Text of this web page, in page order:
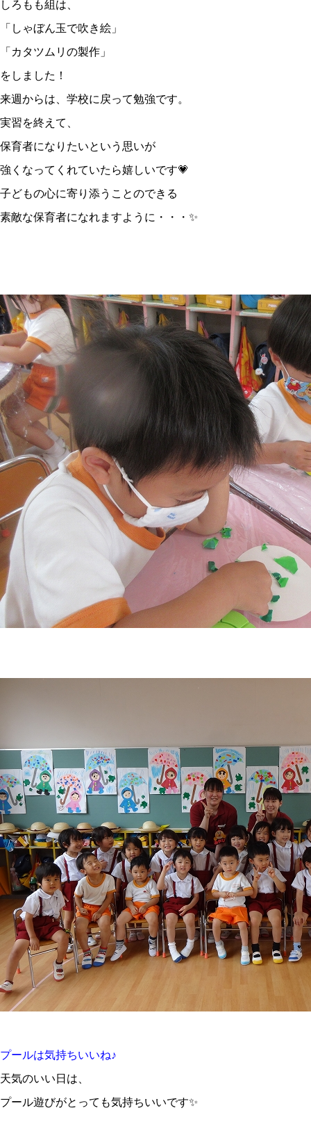
しろもも組は、
「しゃぼん玉で吹き絵」
「カタツムリの製作」
をしました！
来週からは、学校に戻って勉強です。
実習を終えて、
保育者になりたいという思いが
強くなってくれていたら嬉しいです💗
子どもの心に寄り添うことのできる
素敵な保育者になれますように・・・✨
プールは気持ちいいね♪
天気のいい日は、
プール遊びがとっても気持ちいいです✨